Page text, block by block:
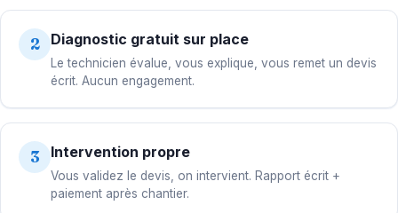
2 Diagnostic gratuit sur place
Le technicien évalue, vous explique, vous remet un devis
écrit. Aucun engagement.
3 Intervention propre
Vous validez le devis, on intervient. Rapport écrit +
paiement après chantier.